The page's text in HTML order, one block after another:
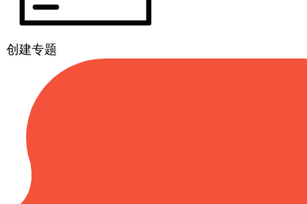
创建专题